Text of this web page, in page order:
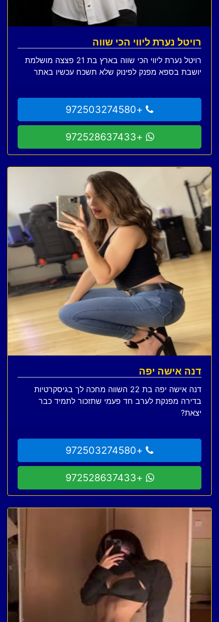
רויטל נערת ליווי הכי שווה
רויטל נערת ליווי הכי שווה בארץ בת 21 פצצה מושלמת
יושבת בספא מפנק לפינוק שלא תשכח עכשיו באתר
+972503274580
+972528637433
דנה אישה יפה
דנה אישה יפה בת 22 השווה מחכה לך בגיסקרטיות
בדירה מפנקת לערב חד פעמי שתזכור לתמיד כבר
יצאת?
+972503274580
+972528637433